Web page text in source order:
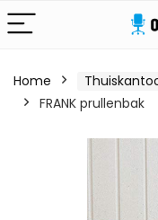
Home
FRANK prullenbak